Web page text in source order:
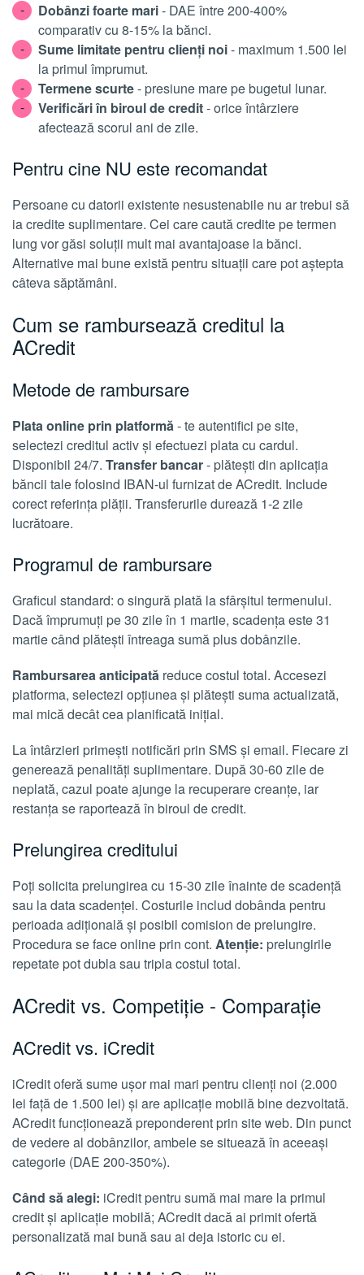
Dobânzi foarte mari- DAE între 200-400%
comparativ cu 8-15% la bănci.
Sume limitate pentru clienți noi- maximum 1.500 lei
la primul împrumut.
Termene scurte- presiune mare pe bugetul lunar.
Verificări în biroul de credit- orice întârziere
afectează scorul ani de zile.
Pentru cine NU este recomandat
Persoane cu datorii existente nesustenabile nu ar trebui să
ia credite suplimentare. Cei care caută credite pe termen
lung vor găsi soluții mult mai avantajoase la bănci.
Alternative mai bune există pentru situații care pot aștepta
câteva săptămâni.
Cum se rambursează creditul la
ACredit
Metode de rambursare
Plata online prin platformă- te autentifici pe site,
selectezi creditul activ și efectuezi plata cu cardul.
Disponibil 24/7. Transfer bancar- plătești din aplicația
băncii tale folosind IBAN-ul furnizat de ACredit. Include
corect referința plății. Transferurile durează 1-2 zile
lucrătoare.
Programul de rambursare
Graficul standard: o singură plată la sfârșitul termenului.
Dacă împrumuți pe 30 zile în 1 martie, scadența este 31
martie când plătești întreaga sumă plus dobânzile.
Rambursarea anticipată reduce costul total. Accesezi
platforma, selectezi opțiunea și plătești suma actualizată,
mai mică decât cea planificată inițial.
La întârzieri primești notificări prin SMS și email. Fiecare zi
generează penalități suplimentare. După 30-60 zile de
neplată, cazul poate ajunge la recuperare creanțe, iar
restanța se raportează în biroul de credit.
Prelungirea creditului
Poți solicita prelungirea cu 15-30 zile înainte de scadență
sau la data scadenței. Costurile includ dobânda pentru
perioada adițională și posibil comision de prelungire.
Procedura se face online prin cont. Atenție: prelungirile
repetate pot dubla sau tripla costul total.
ACredit vs. Competiție - Comparație
ACredit vs. iCredit
iCredit oferă sume ușor mai mari pentru clienți noi (2.000
lei față de 1.500 lei) și are aplicație mobilă bine dezvoltată.
ACredit funcționează preponderent prin site web. Din punct
de vedere al dobânzilor, ambele se situează în aceeași
categorie (DAE 200-350%).
Când să alegi: iCredit pentru sumă mai mare la primul
credit și aplicație mobilă; ACredit dacă ai primit ofertă
personalizată mai bună sau ai deja istoric cu ei.